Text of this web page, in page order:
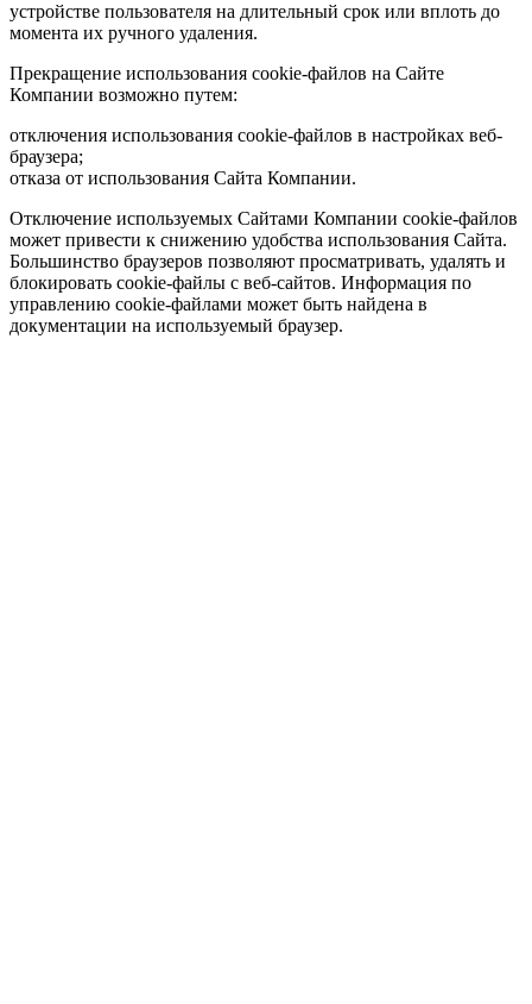
устройстве пользователя на длительный срок или вплоть до
момента их ручного удаления.
Прекращение использования cookie-файлов на Сайте
Компании возможно путем:
отключения использования cookie-файлов в настройках веб-
браузера;
отказа от использования Сайта Компании.
Отключение используемых Сайтами Компании cookie-файлов
может привести к снижению удобства использования Сайта.
Большинство браузеров позволяют просматривать, удалять и
блокировать cookie-файлы c веб-сайтов. Информация по
управлению cookie-файлами может быть найдена в
документации на используемый браузер.